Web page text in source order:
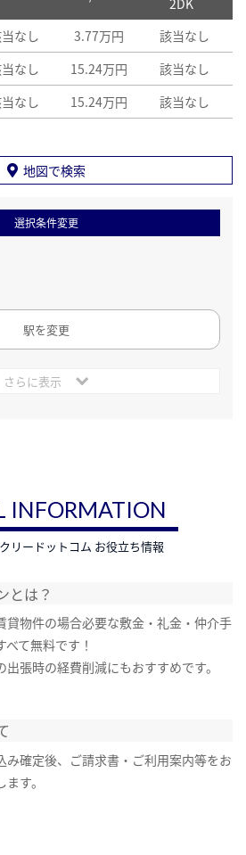
2DK
なし 3.77万円 該当なし
なし 15.24万円 該当なし
なし 15.24万円 該当なし
地図で検索
選択条件変更
駅を変更
さらに表示
INFORMATION
リードットコム お役立ち情報
とは？
貸物件の場合必要な敷金・礼金・仲介手
べて無料です！
出張時の経費削減にもおすすめです。
み確定後、ご請求書・ご利用案内等をお
す。